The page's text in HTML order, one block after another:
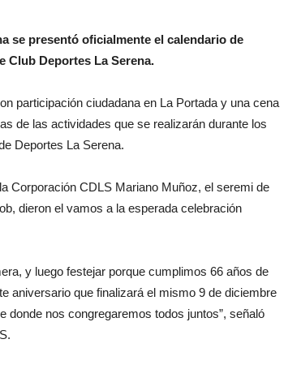
se presentó oficialmente el calendario de
Club Deportes La Serena.
participación ciudadana en La Portada y una cena
de las actividades que se realizarán durante los
Deportes La Serena.
Corporación CDLS Mariano Muñoz, el seremi de
dieron el vamos a la esperada celebración
y luego festejar porque cumplimos 66 años de
aniversario que finalizará el mismo 9 de diciembre
nos congregaremos todos juntos”, señaló